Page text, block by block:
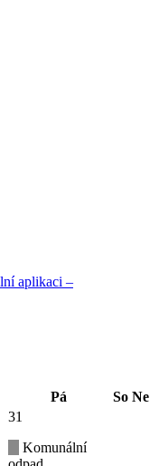
aplikaci –
Pá So Ne
31
Komunální